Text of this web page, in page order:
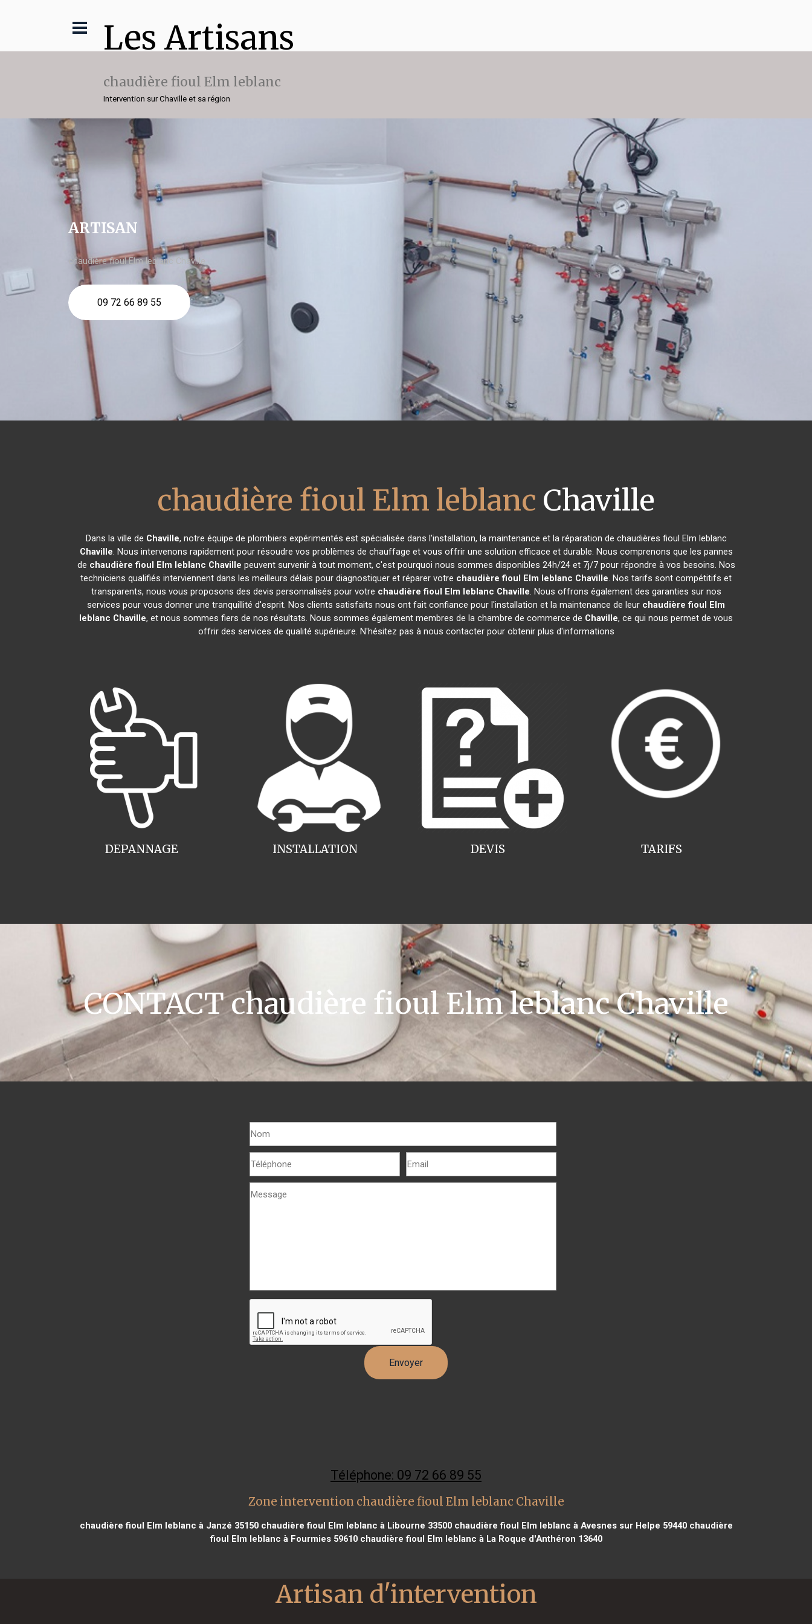
Les Artisans
chaudière fioul Elm leblanc
Intervention sur Chaville et sa région
ARTISAN
chaudière fioul Elm leblanc Chaville
09 72 66 89 55
chaudière fioul Elm leblanc Chaville
Dans la ville de Chaville, notre équipe de plombiers expérimentés est spécialisée dans l'installation, la maintenance et la réparation de chaudières fioul Elm leblanc
Chaville. Nous intervenons rapidement pour résoudre vos problèmes de chauffage et vous offrir une solution efficace et durable. Nous comprenons que les pannes
de chaudière fioul Elm leblanc Chaville peuvent survenir à tout moment, c'est pourquoi nous sommes disponibles 24h/24 et 7j/7 pour répondre à vos besoins. Nos
techniciens qualifiés interviennent dans les meilleurs délais pour diagnostiquer et réparer votre chaudière fioul Elm leblanc Chaville. Nos tarifs sont compétitifs et
transparents, nous vous proposons des devis personnalisés pour votre chaudière fioul Elm leblanc Chaville. Nous offrons également des garanties sur nos
services pour vous donner une tranquillité d'esprit. Nos clients satisfaits nous ont fait confiance pour l'installation et la maintenance de leur chaudière fioul Elm
leblanc Chaville, et nous sommes fiers de nos résultats. Nous sommes également membres de la chambre de commerce de Chaville, ce qui nous permet de vous
offrir des services de qualité supérieure. N'hésitez pas à nous contacter pour obtenir plus d'informations
INSTALLATION
DEPANNAGE TARIFS
DEVIS
CONTACT chaudière fioul Elm leblanc Chaville
Téléphone: 09 72 66 89 55
Zone intervention chaudière fioul Elm leblanc Chaville
chaudière fioul Elm leblanc à Janzé 35150chaudière fioul Elm leblanc à Libourne 33500chaudière fioul Elm leblanc à Avesnes sur Helpe 59440chaudière
fioul Elm leblanc à Fourmies 59610chaudière fioul Elm leblanc à La Roque d'Anthéron 13640
Artisan d'intervention